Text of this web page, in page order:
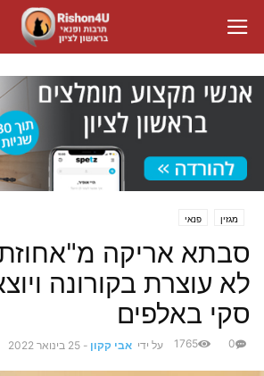
מגזין פנאי
סבתא אריקה
לא עוצרת בקורונה
סקי באלפים
על ידי אבי קקון - 25 בינואר 2022 0
1765